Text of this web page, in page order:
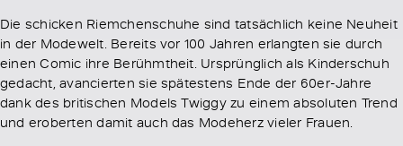
Die schicken Riemchenschuhe sind tatsächlich keine Neuheit
in der Modewelt. Bereits vor 100 Jahren erlangten sie durch
einen Comic ihre Berühmtheit. Ursprünglich als Kinderschuh
gedacht, avancierten sie spätestens Ende der 60er-Jahre
dank des britischen Models Twiggy zu einem absoluten Trend
und eroberten damit auch das Modeherz vieler Frauen.